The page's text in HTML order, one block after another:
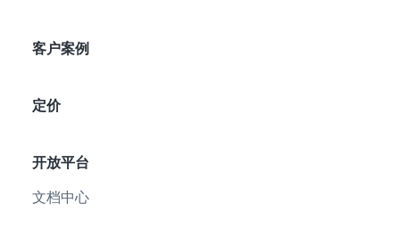
客户案例
定价
开放平台
文档中心